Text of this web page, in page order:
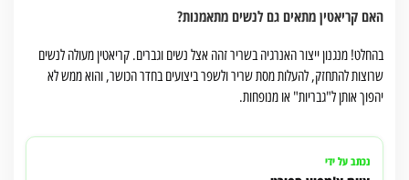
האם קריאטין מתאים גם לנשים מתאמנות?
בהחלט! מנגנון ייצור האנרגיה בשריר זהה אצל נשים וגברים. קריאטין מעולה לנשים
שרוצות להתחזק, להעלות מסת שריר ולשפר ביצועים בחדר הכושר, והוא ממש לא
יהפוך אותן ל"גבריות" או מנופחות.
נכתב על ידי